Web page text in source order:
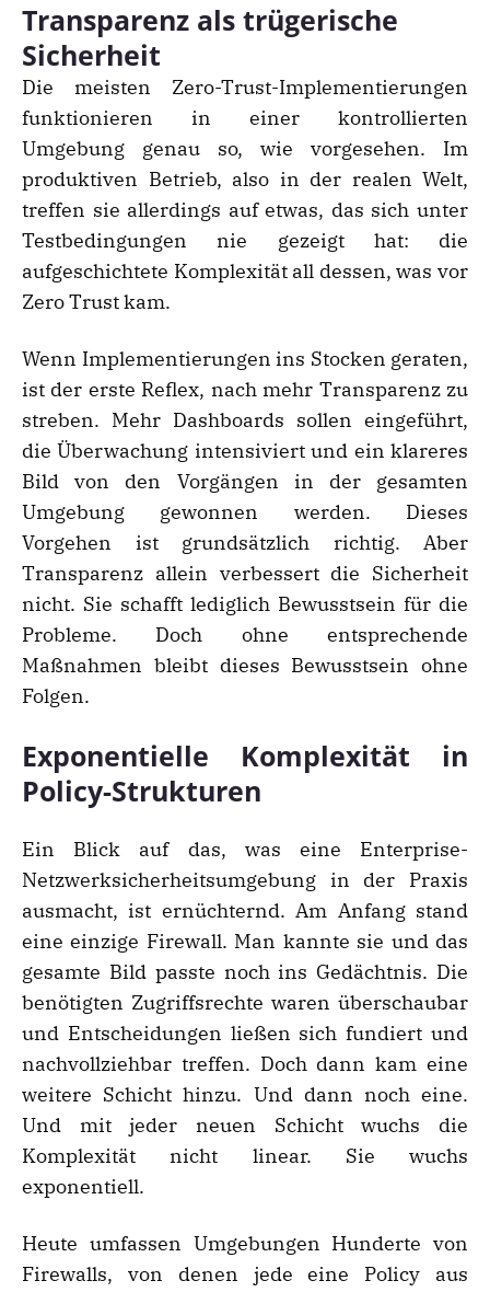
Transparenz als trügerische
Sicherheit
Die meisten Zero-Trust-Implementierungen
funktionieren in einer kontrollierten
Umgebung genau so, wie vorgesehen. Im
produktiven Betrieb, also in der realen Welt,
treffen sie allerdings auf etwas, das sich unter
Testbedingungen nie gezeigt hat: die
aufgeschichtete Komplexität all dessen, was vor
Zero Trust kam.
Wenn Implementierungen ins Stocken geraten,
ist der erste Reflex, nach mehr Transparenz zu
streben. Mehr Dashboards sollen eingeführt,
die Überwachung intensiviert und ein klareres
Bild von den Vorgängen in der gesamten
Umgebung gewonnen werden. Dieses
Vorgehen ist grundsätzlich richtig. Aber
Transparenz allein verbessert die Sicherheit
nicht. Sie schafft lediglich Bewusstsein für die
Probleme. Doch ohne entsprechende
Maßnahmen bleibt dieses Bewusstsein ohne
Folgen.
Exponentielle Komplexität in
Policy-Strukturen
Ein Blick auf das, was eine Enterprise-
Netzwerksicherheitsumgebung in der Praxis
ausmacht, ist ernüchternd. Am Anfang stand
eine einzige Firewall. Man kannte sie und das
gesamte Bild passte noch ins Gedächtnis. Die
benötigten Zugriffsrechte waren überschaubar
und Entscheidungen ließen sich fundiert und
nachvollziehbar treffen. Doch dann kam eine
weitere Schicht hinzu. Und dann noch eine.
Und mit jeder neuen Schicht wuchs die
Komplexität nicht linear. Sie wuchs
exponentiell.
Heute umfassen Umgebungen Hunderte von
Firewalls, von denen jede eine Policy aus